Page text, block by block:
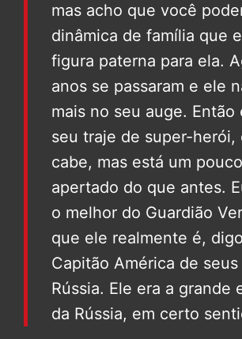
mas acho que você
dinâmica de família que
figura paterna para ela.
anos se passaram e ele
mais no seu auge. Então
seu traje de super-herói,
cabe, mas está um
apertado do que antes.
o melhor do Guardião
que ele realmente é,
Capitão América de seus
Rússia. Ele era a grande
da Rússia, em certo